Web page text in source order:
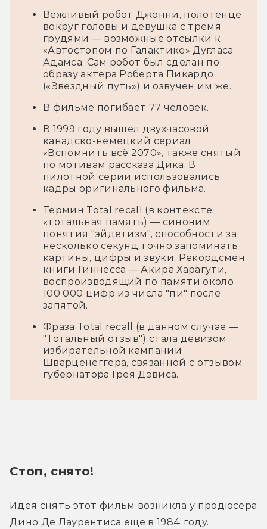
Вежливый робот Джонни, полотенце
вокруг головы и девушка с тремя
грудями — возможные отсылки к
«Автостопом по Галактике» Дугласа
Адамса. Сам робот был сделан по
образу актера Роберта Пикардо
(«Звездный путь») и озвучен им же.
В фильме погибает 77 человек.
В 1999 году вышел двухчасовой
канадско-немецкий сериал
«Вспомнить всё 2070», также снятый
по мотивам рассказа Дика. В
пилотной серии использовались
кадры оригинального фильма.
Термин Total recall (в контексте
«тотальная память) — синоним
понятия "эйдетизм", способности за
несколько секунд точно запоминать
картины, цифры и звуки. Рекордсмен
книги Гиннесса — Акира Харагути,
воспроизводящий по памяти около
100 000 цифр из числа "пи" после
запятой.
Фраза Total recall (в данном случае —
"Тотальный отзыв") стала девизом
избирательной кампании
Шварценеггера, связанной с отзывом
губернатора Грея Дэвиса.
Стоп, снято!
Идея снять этот фильм возникла у продюсера
Дино Де Лаурентиса еще в 1984 году.